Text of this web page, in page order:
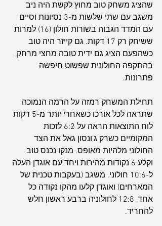
שהציג משחק טוב מחוץ לקשת היה ניב
משגב עם שתי שלשות מ-3 נסיונות וסיים
עם המדד הגבוה בשורות חולון (16) למרות
ששיחק רק 17 דקות. גם קייזר היה טוב
כשהפעם הציג גם ידית טובה מחצי מרחק,
בהתקפה החולונית שפשוט חיפשה
פתרונות.
תחילת המשחק רמזה על הרמה הנמוכה
שתראה לכל אורכו כשאחרי יותר מ-5 דקות
לוח התוצאות הראה על 6:2 לזכות
המקומיים כשרק ג'ונסון גאל את הצד
החולוני מלהיות מאופס. מנקו נכנס טוב
וקלע 6 נקודות מהירות ויחד עם אוגדן העלה
ל-10:6 חולוני. משגב (בעקבות טכנית של
המארחים) ואוגדן קלעו מהקו נקודה כל
אחד, 12:8 לחולוניה ברבע ראשון חלש
להחריד.